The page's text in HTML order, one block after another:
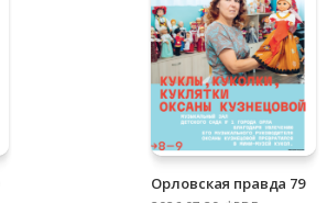
Орловская правда 79